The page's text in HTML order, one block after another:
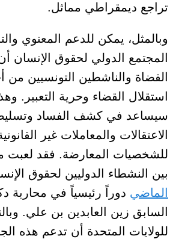
تراجع ديمقراطي مماثل.
وبالمثل، يمكن للدعم المعنوي
المجتمع الدولي لحقوق الإنسان
القضاة والناشطين التونسيين
استقلال القضاء وحرية التعبير.
سيساعد في كشف الفساد
الاعتقالات والمعاملات غير
للشخصيات المعارضة. فقد لعبت
بين النشطاء الدوليين لحقوق
الماضي دوراً رئيسياً في محاربة
السابق زين العابدين بن علي.
للولايات المتحدة أن تدعم هذه